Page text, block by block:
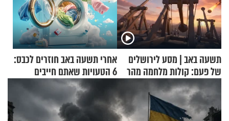
תשעה באב | מסע לירושלים
של פעם: קולות מלחמה מהר
הזיתים
אחרי תשעה באב חוזרים לכבס:
6 הטעויות שאתם חייבים
להפסיק לעשות